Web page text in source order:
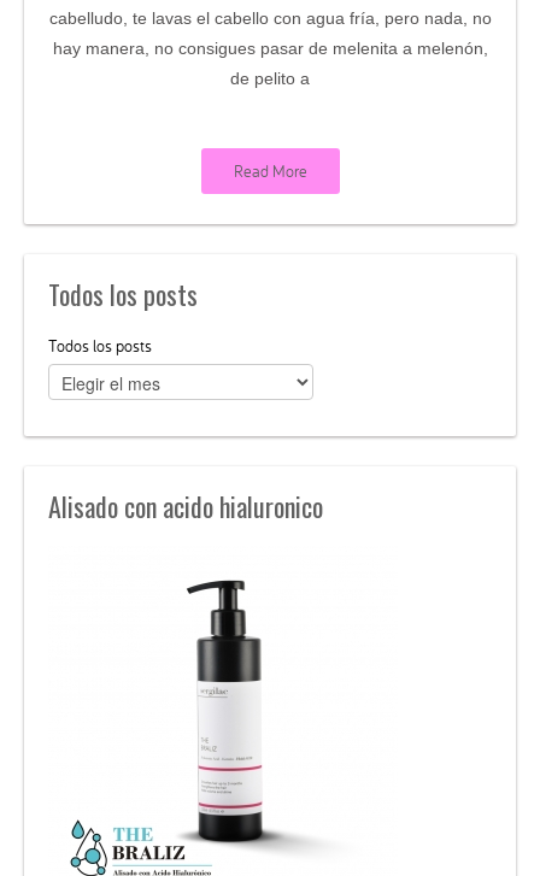
cabelludo, te lavas el cabello con agua fría, pero nada, no
hay manera, no consigues pasar de melenita a melenón,
de pelito a
Read More
Todos los posts
Todos los posts
Alisado con acido hialuronico